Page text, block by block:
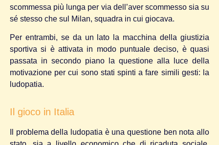
scommessa più lunga per via dell’aver scommesso sia su
sé stesso che sul Milan, squadra in cui giocava.
Per entrambi, se da un lato la macchina della giustizia
sportiva si è attivata in modo puntuale deciso, è quasi
passata in secondo piano la questione alla luce della
motivazione per cui sono stati spinti a fare simili gesti: la
ludopatia.
Il gioco in Italia
Il problema della ludopatia è una questione ben nota allo